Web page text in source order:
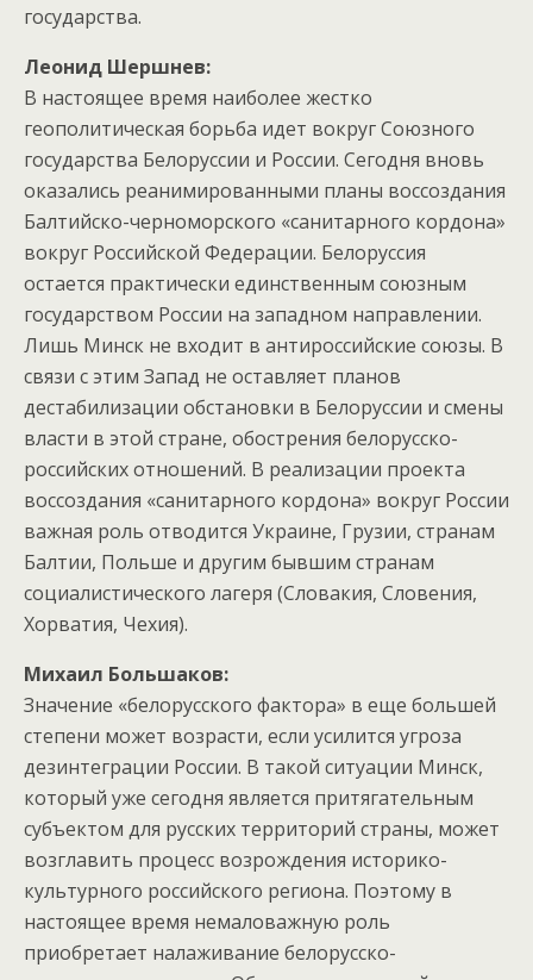
государства.
Леонид Шершнев:
В настоящее время наиболее жестко
геополитическая борьба идет вокруг Союзного
государства Белоруссии и России. Сегодня вновь
оказались реанимированными планы воссоздания
Балтийско-черноморского «санитарного кордона»
вокруг Российской Федерации. Белоруссия
остается практически единственным союзным
государством России на западном направлении.
Лишь Минск не входит в антироссийские союзы. В
связи с этим Запад не оставляет планов
дестабилизации обстановки в Белоруссии и смены
власти в этой стране, обострения белорусско-
российских отношений. В реализации проекта
воссоздания «санитарного кордона» вокруг России
важная роль отводится Украине, Грузии, странам
Балтии, Польше и другим бывшим странам
социалистического лагеря (Словакия, Словения,
Хорватия, Чехия).
Михаил Большаков:
Значение «белорусского фактора» в еще большей
степени может возрасти, если усилится угроза
дезинтеграции России. В такой ситуации Минск,
который уже сегодня является притягательным
субъектом для русских территорий страны, может
возглавить процесс возрождения историко-
культурного российского региона. Поэтому в
настоящее время немаловажную роль
приобретает налаживание белорусско-